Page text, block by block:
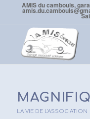
AMIS du cambouis,
LA VIE DE L'ASSOCIATION